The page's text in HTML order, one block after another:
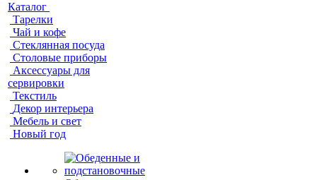
Каталог
Тарелки
Чай и кофе
Стеклянная посуда
Столовые приборы
Аксессуары для
сервировки
Текстиль
Декор интерьера
Мебель и свет
Новый год